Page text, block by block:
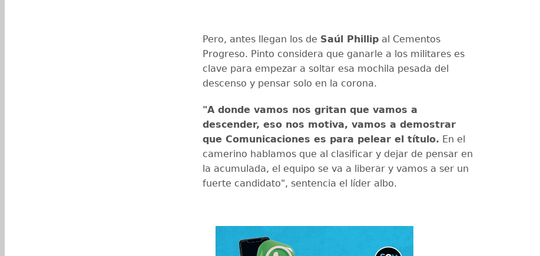
Pero, antes llegan los de Saúl Phillip al Cementos
Progreso. Pinto considera que ganarle a los militares es
clave para empezar a soltar esa mochila pesada del
descenso y pensar solo en la corona.
"A donde vamos nos gritan que vamos a
descender, eso nos motiva, vamos a demostrar
que Comunicaciones es para pelear el título. En el
camerino hablamos que al clasificar y dejar de pensar en
la acumulada, el equipo se va a liberar y vamos a ser un
fuerte candidato", sentencia el líder albo.